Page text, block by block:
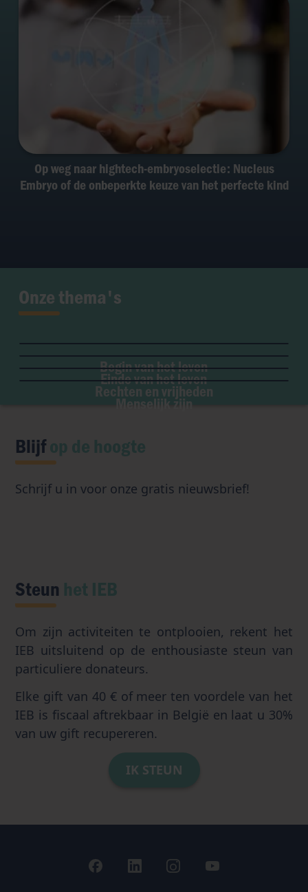
Op weg naar hightech-embryoselectie: Nucleus
Embryo of de onbeperkte keuze van het perfecte kind
Onze thema's
Begin van het leven
Zwangerschap
Embryo
Draagmoederschap
Abortus
Einde van het leven
Euthanasie
Orgaandonatie
Rechten en vrijheden
Vrijheid van geweten
Institutionele vrijheid
Toegang tot oorsprong
Menselijk zijn
Ziekte & handicap
Geslacht & seksualiteit
Eugenetica
Transhumanisme
Blijfop de hoogte
Schrijf u in voor onze gratis nieuwsbrief!
Steun het IEB
Om zijn activiteiten te ontplooien, rekent het
IEB uitsluitend op de enthousiaste steun van
particuliere donateurs.
Elke gift van 40 € of meer ten voordele van het
IEB is fiscaal aftrekbaar in België en laat u 30%
van uw gift recupereren.
IK STEUN